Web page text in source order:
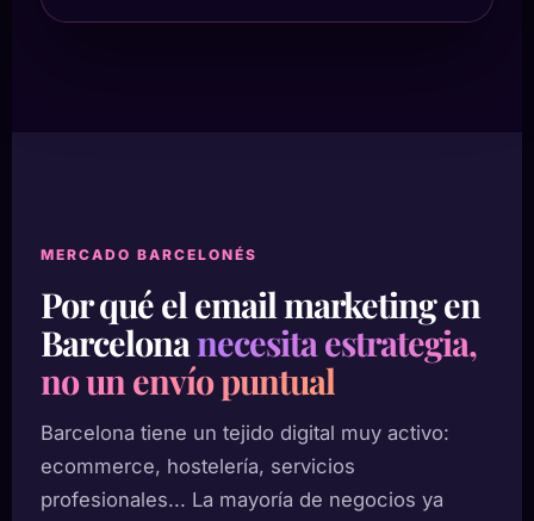
MERCADO BARCELONÉS
Por qué el email marketing en
Barcelonanecesita estrategia,
no un envío puntual
Barcelona tiene un tejido digital muy activo:
ecommerce, hostelería, servicios
profesionales... La mayoría de negocios ya